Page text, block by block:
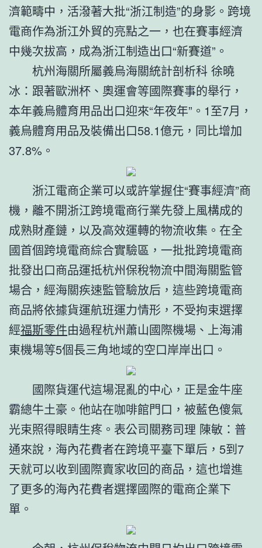
濟範疇中，活潑著大批“浙江制造”的身影。跨境
電商作為浙江外貿的亮點之一，也在賽事經濟
中幾次拔高，成為浙江制造出口“新賽道”。
杭州海關所屬義烏海關統計剖析科 徐曉
冰：跟著歐洲杯、奧運會等國際賽事的舉行，
本年義烏體育用品出口迎來“年夜年”。1至7月，
義烏體育用品及裝備出口58.1億元，同比增加
37.8%。
浙江電商企業可以或許掌握住“賽事經濟”商
機，離不開浙江跨境電商行業先發上風構成的
成熟財產鏈，以及高效運轉的物流收集。在全
國首個跨境電商綜合實驗區，一批批跨境電商
批發出口商品運抵杭州保稅物流中間海關監管
場合，經海關疾速監管驗放后，這些跨境電商
商品將依據貨運航班運力情形，不受拘束選擇
經福斯零件由過程杭州蕭山國際機場、上海浦
東機場等5個長三角地域的空口岸岸出口。
國際貨運代這場混亂的中心，正是金牛座
霸總牛土豪。他站在咖啡館門口，被藍色傻氣
光束照得眼睛生疼。表公司關務司理 陳敏：普
通來說，海內花費者在跨境平臺下單后，5到7
天就可以收到國際賣家收回的商品，這也增進
了更多的海內花費者選擇國際的電商企業下
單。